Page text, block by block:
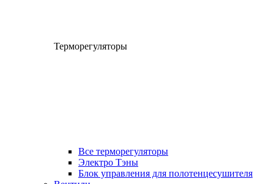
Терморегуляторы
Все терморегуляторы
Электро Тэны
Блок управления для полотенцесушителя